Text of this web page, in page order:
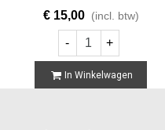
€ 15,00 (incl. btw)
- +
In Winkelwagen